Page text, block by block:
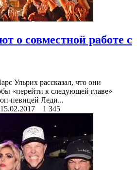
о совместной работе с
Ульрих рассказал, что они
«перейти к следующей главе»
певицей Леди...
15.02.2017 1 345